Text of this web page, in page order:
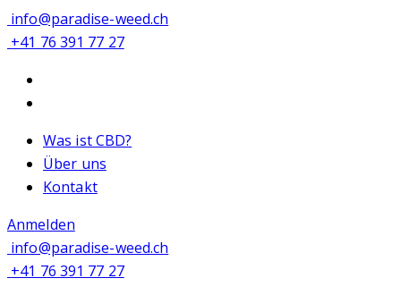
info@paradise-weed.ch
+41 76 391 77 27
Was ist CBD?
Über uns
Kontakt
Anmelden
info@paradise-weed.ch
+41 76 391 77 27